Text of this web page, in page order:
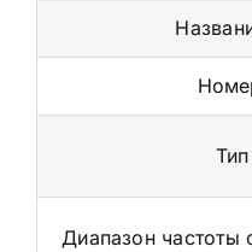
Диапазон частоты